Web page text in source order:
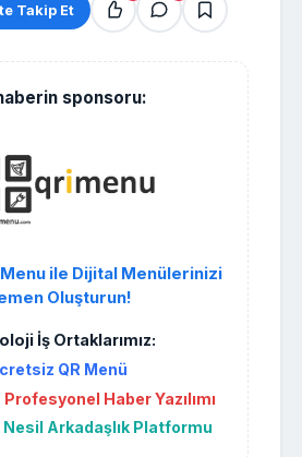
Takip Et
sponsoru:
ile Dijital Menülerinizi
Oluşturun!
İş Ortaklarımız:
QR Menü
Haber Yazılımı
Nesil Arkadaşlık Platformu